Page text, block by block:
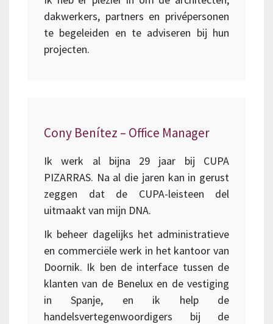
dakwerkers, partners en privépersonen
te begeleiden en te adviseren bij hun
projecten.
Cony Benítez – Office Manager
Ik werk al bijna 29 jaar bij CUPA
PIZARRAS. Na al die jaren kan in gerust
zeggen dat de CUPA-leisteen del
uitmaakt van mijn DNA.
Ik beheer dagelijks het administratieve
en commerciële werk in het kantoor van
Doornik. Ik ben de interface tussen de
klanten van de Benelux en de vestiging
in Spanje, en ik help de
handelsvertegenwoordigers bij de